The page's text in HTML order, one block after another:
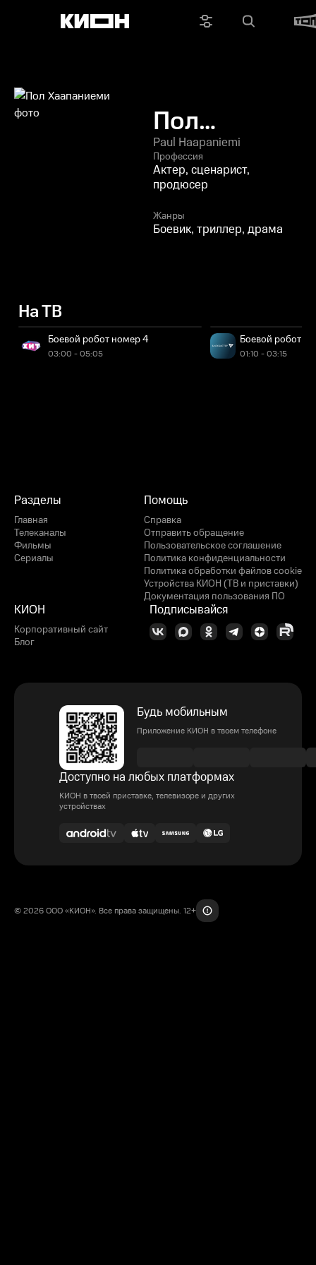
Пол
Хаапаниеми
Paul Haapaniemi
Профессия
Актер, сценарист,
продюсер
Жанры
Боевик, триллер, драма
На ТВ
Боевой робот номер 4
03:00 - 05:05
Боевой робот
01:10 - 03:15
Разделы
Главная
Телеканалы
Фильмы
Сериалы
Помощь
Справка
Отправить обращение
Пользовательское соглашение
Политика конфиденциальности
Политика обработки файлов cookie
Устройства КИОН (ТВ и приставки)
Документация пользования ПО
КИОН
Корпоративный сайт
Блог
Подписывайся
Будь мобильным
Приложение КИОН в твоем телефоне
Доступно на любых платформах
КИОН в твоей приставке, телевизоре и других
устройствах
© 2026 ООО «КИОН». Все права защищены. 12+